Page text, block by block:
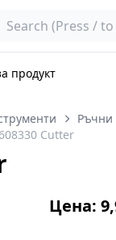
Search
продукт
Ръчни
Cutter
Цена: